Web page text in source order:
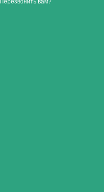
Перезвонить вам?